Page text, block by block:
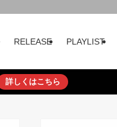
RELEASE PLAYLIST
詳しくはこちら